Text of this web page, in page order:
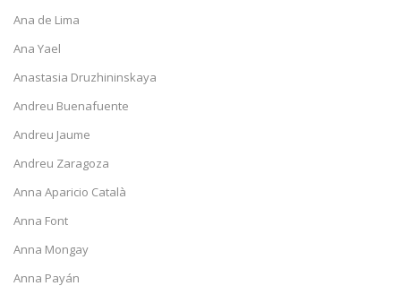
Ana de Lima
Ana Yael
Anastasia Druzhininskaya
Andreu Buenafuente
Andreu Jaume
Andreu Zaragoza
Anna Aparicio Català
Anna Font
Anna Mongay
Anna Payán